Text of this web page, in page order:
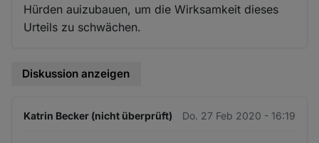
Hürden auizubauen, um die Wirksamkeit dieses
Urteils zu schwächen.
Diskussion anzeigen
Katrin Becker (nicht überprüft) Do. 27 Feb 2020 - 16:19